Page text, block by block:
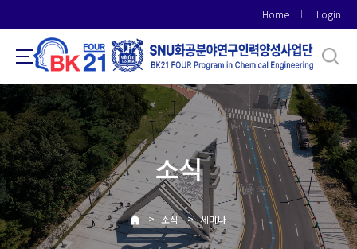
로
메
뉴
Home Login
소식
> 소식 > 세미나